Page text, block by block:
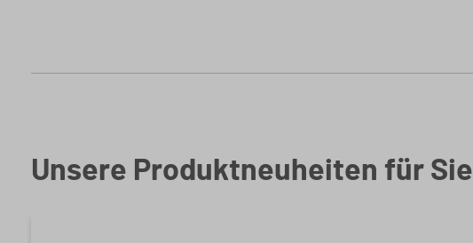
Unsere Produktneuheiten für Sie